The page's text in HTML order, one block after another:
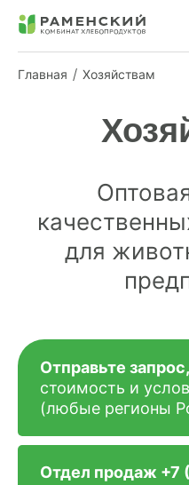
Главная Хозяйствам
для
Отправьте запрос,
стоимость и
(любые регионы
Отдел продаж +7
ЗАКУПКИ
ХОЗЯЙСТВАМ
ОПТОВИКАМ